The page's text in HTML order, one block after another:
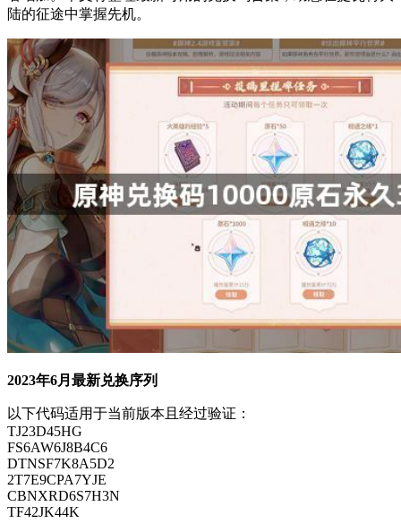
陆的征途中掌握先机。
2023年6月最新兑换序列
以下代码适用于当前版本且经过验证：
TJ23D45HG
FS6AW6J8B4C6
DTNSF7K8A5D2
2T7E9CPA7YJE
CBNXRD6S7H3N
TF42JK44K